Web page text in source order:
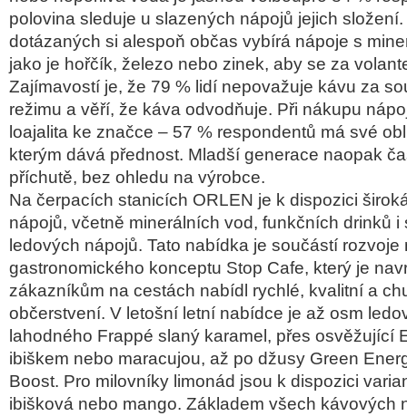
polovina sleduje u slazených nápojů jejich složen
dotázaných si alespoň občas vybírá nápoje s
jako je hořčík, železo nebo zinek, aby se za
Zajímavostí je, že 79 % lidí nepovažuje kávu za
režimu a věří, že káva odvodňuje. Při nákupu
loajalita ke značce – 57 % respondentů má své
kterým dává přednost. Mladší generace naopak
příchutě, bez ohledu na výrobce.
Na čerpacích stanicích ORLEN je k dispozici širok
nápojů, včetně minerálních vod, funkčních drinků i
ledových nápojů. Tato nabídka je součástí rozvoje
gastronomického konceptu Stop Cafe, který je
zákazníkům na cestách nabídl rychlé, kvalitní a
občerstvení. V letošní letní nabídce je až osm
lahodného Frappé slaný karamel, přes osvěžující
ibiškem nebo maracujou, až po džusy Green
Boost. Pro milovníky limonád jsou k dispozici
ibišková nebo mango. Základem všech kávových